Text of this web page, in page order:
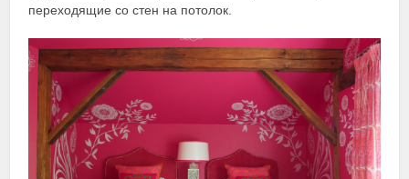
переходящие со стен на потолок.